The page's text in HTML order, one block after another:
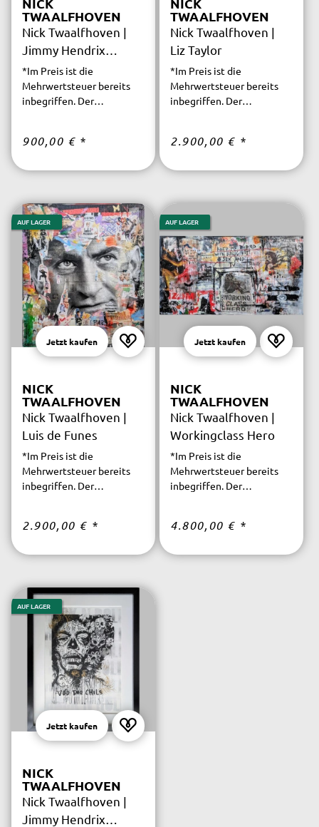
NICK
TWAALFHOVEN
Nick Twaalfhoven |
Jimmy Hendrix
(orange)
*Im Preis ist die
Mehrwertsteuer bereits
inbegriffen. Der
kostenfrei.
900,00 € *
NICK
TWAALFHOVEN
Nick Twaalfhoven |
Liz Taylor
*Im Preis ist die
Mehrwertsteuer bereits
inbegriffen. Der
kostenfrei.
2.900,00 € *
AUF LAGER
Jetzt kaufen
NICK
TWAALFHOVEN
Nick Twaalfhoven |
Luis de Funes
*Im Preis ist die
Mehrwertsteuer bereits
inbegriffen. Der
kostenfrei.
2.900,00 € *
AUF LAGER
Jetzt kaufen
NICK
TWAALFHOVEN
Nick Twaalfhoven |
Workingclass Hero
*Im Preis ist die
Mehrwertsteuer bereits
inbegriffen. Der
kostenfrei.
4.800,00 € *
AUF LAGER
Jetzt kaufen
NICK
TWAALFHOVEN
Nick Twaalfhoven |
Jimmy Hendrix